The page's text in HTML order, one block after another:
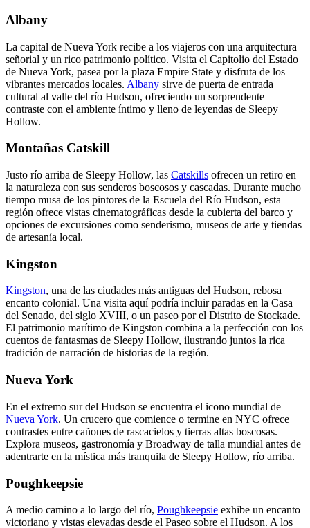
Albany
La capital de Nueva York recibe a los viajeros con una arquitectura
señorial y un rico patrimonio político. Visita el Capitolio del Estado
de Nueva York, pasea por la plaza Empire State y disfruta de los
vibrantes mercados locales. Albany sirve de puerta de entrada
cultural al valle del río Hudson, ofreciendo un sorprendente
contraste con el ambiente íntimo y lleno de leyendas de Sleepy
Hollow.
Montañas Catskill
Justo río arriba de Sleepy Hollow, las Catskills ofrecen un retiro en
la naturaleza con sus senderos boscosos y cascadas. Durante mucho
tiempo musa de los pintores de la Escuela del Río Hudson, esta
región ofrece vistas cinematográficas desde la cubierta del barco y
opciones de excursiones como senderismo, museos de arte y tiendas
de artesanía local.
Kingston
Kingston, una de las ciudades más antiguas del Hudson, rebosa
encanto colonial. Una visita aquí podría incluir paradas en la Casa
del Senado, del siglo XVIII, o un paseo por el Distrito de Stockade.
El patrimonio marítimo de Kingston combina a la perfección con los
cuentos de fantasmas de Sleepy Hollow, ilustrando juntos la rica
tradición de narración de historias de la región.
Nueva York
En el extremo sur del Hudson se encuentra el icono mundial de
Nueva York. Un crucero que comience o termine en NYC ofrece
contrastes entre cañones de rascacielos y tierras altas boscosas.
Explora museos, gastronomía y Broadway de talla mundial antes de
adentrarte en la mística más tranquila de Sleepy Hollow, río arriba.
Poughkeepsie
A medio camino a lo largo del río, Poughkeepsie exhibe un encanto
victoriano y vistas elevadas desde el Paseo sobre el Hudson. A los